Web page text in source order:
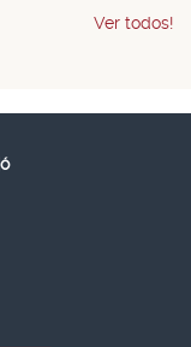
Ver todos!